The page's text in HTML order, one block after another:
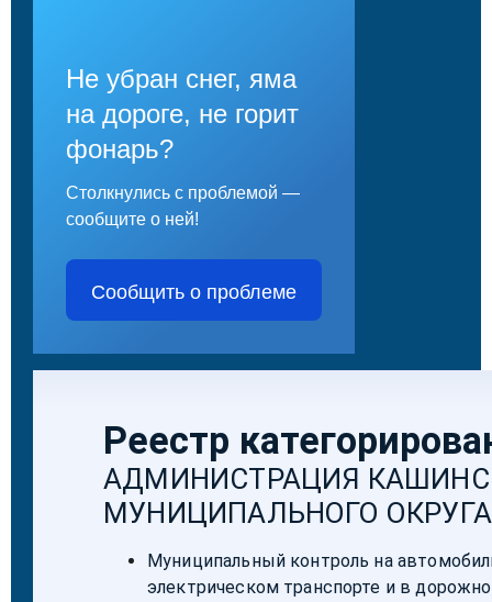
Не убран снег, яма
на дороге, не горит
фонарь?
Столкнулись с проблемой —
сообщите о ней!
Сообщить о проблеме